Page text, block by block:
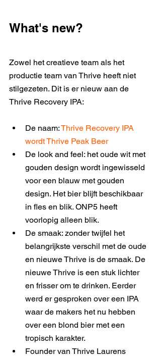
What's new?
Zowel het creatieve team als het
productie team van Thrive heeft niet
stilgezeten. Dit is er nieuw aan de
Thrive Recovery IPA:
De naam: Thrive Recovery IPA
wordt Thrive Peak Beer
De look and feel: het oude wit met
gouden design wordt ingewisseld
voor een blauw met gouden
design. Het bier blijft beschikbaar
in fles en blik. ONP5 heeft
voorlopig alleen blik.
De smaak: zonder twijfel het
belangrijkste verschil met de oude
en nieuwe Thrive is de smaak. De
nieuwe Thrive is een stuk lichter
en frisser om te drinken. Eerder
werd er gesproken over een IPA
waar de makers het nu hebben
over een blond bier met een
tropisch karakter.
Founder van Thrive Laurens